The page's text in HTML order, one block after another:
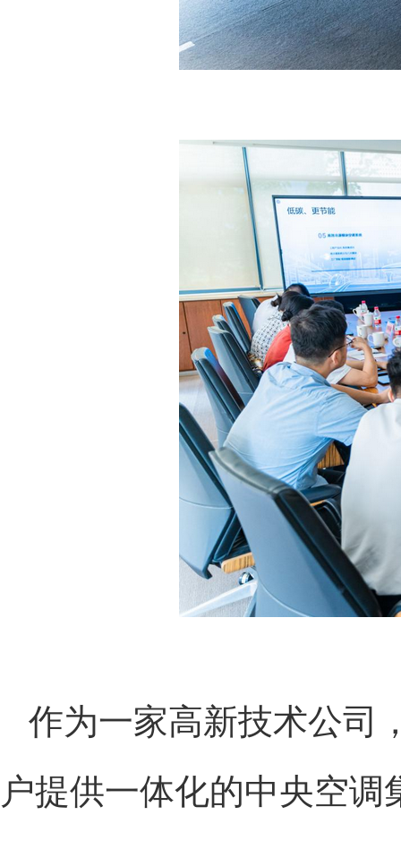
作为一家高新技术公司
户提供一体化的中央空